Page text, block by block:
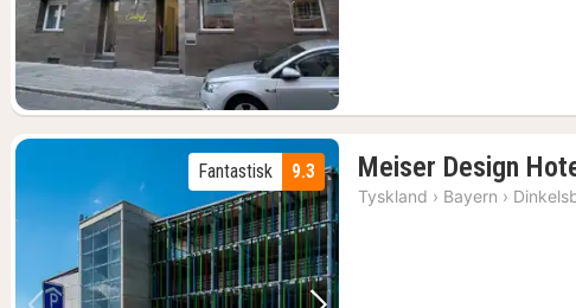
9.3
Fantastisk Meiser Design
Tyskland › Bayern ›